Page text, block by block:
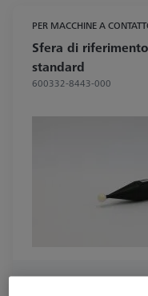
PER MACCHINE A
Sfera di
standard
600332-8443-000
368,80 €